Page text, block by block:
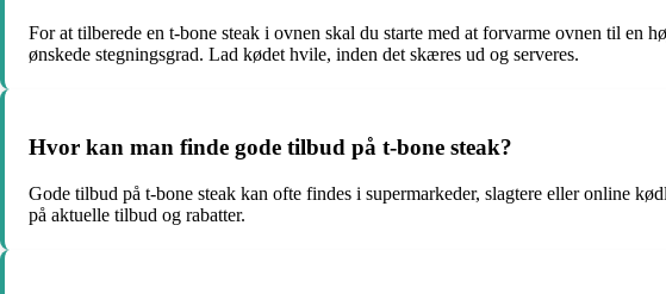
For at tilberede en t-bone steak i ovnen skal du starte med at forvarme ovnen til en
ønskede stegningsgrad. Lad kødet hvile, inden det skæres ud og serveres.
Hvor kan man finde gode tilbud på t-bone steak?
Gode tilbud på t-bone steak kan ofte findes i supermarkeder, slagtere eller online
på aktuelle tilbud og rabatter.